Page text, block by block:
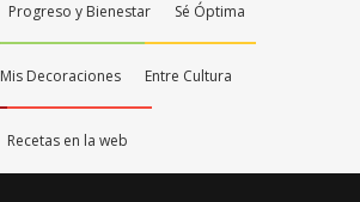
Progreso y Bienestar Sé Óptima
Mis Decoraciones Entre Cultura
Recetas en la web